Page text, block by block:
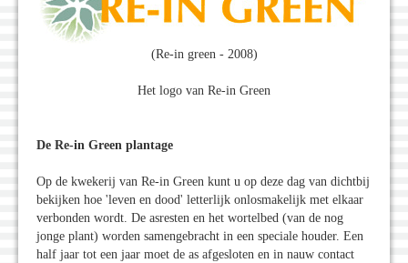
(Re-in green - 2008)
Het logo van Re-in Green
De Re-in Green plantage
Op de kwekerij van Re-in Green kunt u op deze dag van dichtbij
bekijken hoe 'leven en dood' letterlijk onlosmakelijk met elkaar
verbonden wordt. De asresten en het wortelbed (van de nog
jonge plant) worden samengebracht in een speciale houder. Een
half jaar tot een jaar moet de as afgesloten en in nauw contact